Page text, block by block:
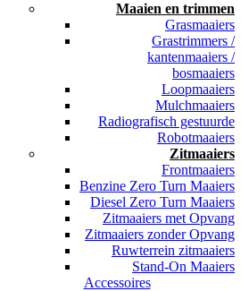
Maaien en trimmen
Grasmaaiers
Grastrimmers /
kantenmaaiers /
bosmaaiers
Loopmaaiers
Mulchmaaiers
Radiografisch gestuurde
Robotmaaiers
Zitmaaiers
Frontmaaiers
Benzine Zero Turn Maaiers
Diesel Zero Turn Maaiers
Zitmaaiers met Opvang
Zitmaaiers zonder Opvang
Ruwterrein zitmaaiers
Stand-On Maaiers
Accessoires